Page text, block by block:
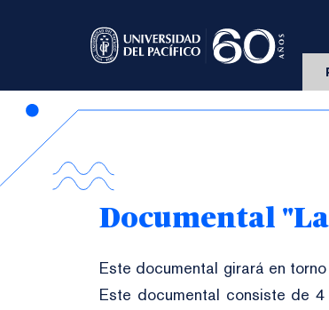
Documental
Este documental girará en
Este documental consiste de